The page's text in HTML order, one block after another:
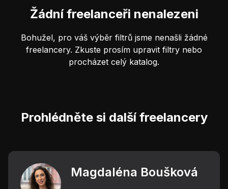
Žádní freelanceři nenalezeni
Bohužel, pro váš výběr filtrů jsme nenašli žádné
freelancery. Zkuste prosím upravit filtry nebo
procházet celý katalog.
Prohlédněte si další freelancery
Magdaléna Boušková